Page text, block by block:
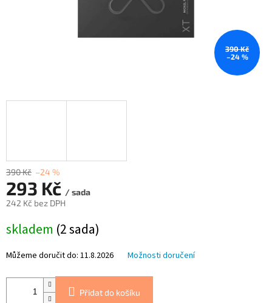
390 Kč
–24 %
390 Kč –24 %
293 Kč / sada
242 Kč bez DPH
cena:
skladem (2 sada)
Můžeme doručit do: 11.8.2026 Možnosti doručení
Přidat do košíku